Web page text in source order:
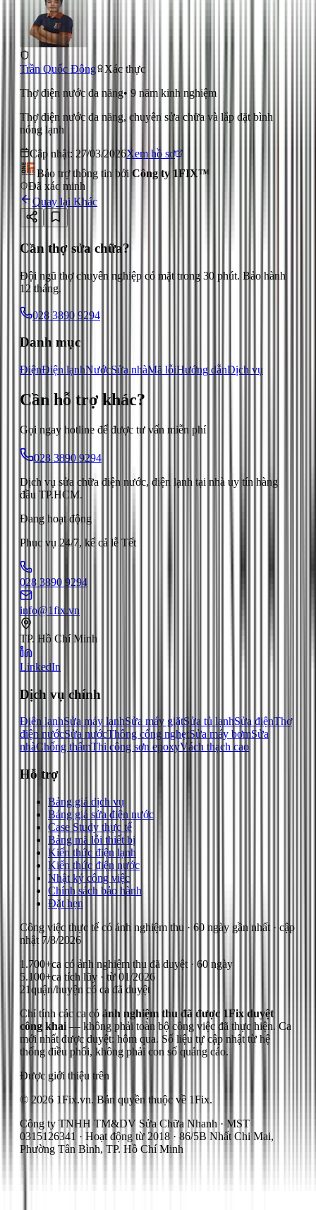
Trần Quốc Đông
Xác thực
Thợ điện nước đa năng• 9 năm kinh nghiệm
Thợ điện nước đa năng, chuyên sửa chữa và lắp đặt bình
nóng lạnh
Cập nhật: 27/03/2026Xem hồ sơ
Bảo trợ thông tin bởi Công ty 1FIX™
Đã xác minh
Quay lại Khác
Cần thợ sửa chữa?
Đội ngũ thợ chuyên nghiệp có mặt trong 30 phút. Bảo hành
12 tháng.
028 3890 9294
Danh mục
ĐiệnĐiện lạnhNướcSửa nhàMã lỗiHướng dẫnDịch vụ
Cần hỗ trợ khác?
Gọi ngay hotline để được tư vấn miễn phí
028 3890 9294
Dịch vụ sửa chữa điện nước, điện lạnh tại nhà uy tín hàng
đầu TP.HCM.
Đang hoạt động
Phục vụ 24/7, kể cả lễ Tết
028 3890 9294
info@1fix.vn
TP. Hồ Chí Minh
LinkedIn
Dịch vụ chính
Điện lạnhSửa máy lạnhSửa máy giặtSửa tủ lạnhSửa điệnThợ
điện nướcSửa nướcThông cống nghẹtSửa máy bơmSửa
nhàChống thấmThi công sơn epoxyVách thạch cao
Hỗ trợ
Bảng giá dịch vụ
Bảng giá sửa điện nước
Case Study thực tế
Bảng mã lỗi thiết bị
Kiến thức điện lạnh
Kiến thức điện nước
Nhật ký công việc
Chính sách bảo hành
Đặt hẹn
Công việc thực tế có ảnh nghiệm thu · 60 ngày gần nhất · cập
nhật 7/8/2026
1.700+ca có ảnh nghiệm thu đã duyệt · 60 ngày
5.100+ca tích lũy · từ 01/2026
21quận/huyện có ca đã duyệt
Chỉ tính các ca có ảnh nghiệm thu đã được 1Fix duyệt
công khai — không phải toàn bộ công việc đã thực hiện. Ca
mới nhất được duyệt: hôm qua. Số liệu tự cập nhật từ hệ
thống điều phối, không phải con số quảng cáo.
Được giới thiệu trên
© 2026 1Fix.vn. Bản quyền thuộc về 1Fix.
Công ty TNHH TM&DV Sửa Chữa Nhanh · MST
0315126341 · Hoạt động từ 2018 · 86/5B Nhất Chi Mai,
Phường Tân Bình, TP. Hồ Chí Minh